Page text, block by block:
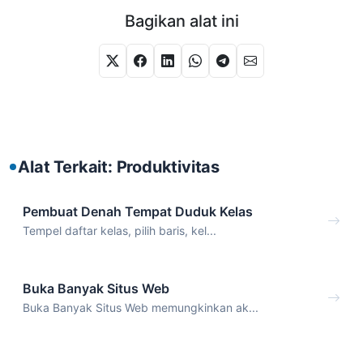
Bagikan alat ini
Alat Terkait: Produktivitas
Pembuat Denah Tempat Duduk Kelas
Tempel daftar kelas, pilih baris, kel...
Buka Banyak Situs Web
Buka Banyak Situs Web memungkinkan ak...